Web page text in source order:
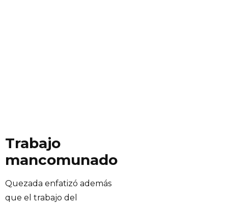
Trabajo
mancomunado
Quezada enfatizó además
que el trabajo del